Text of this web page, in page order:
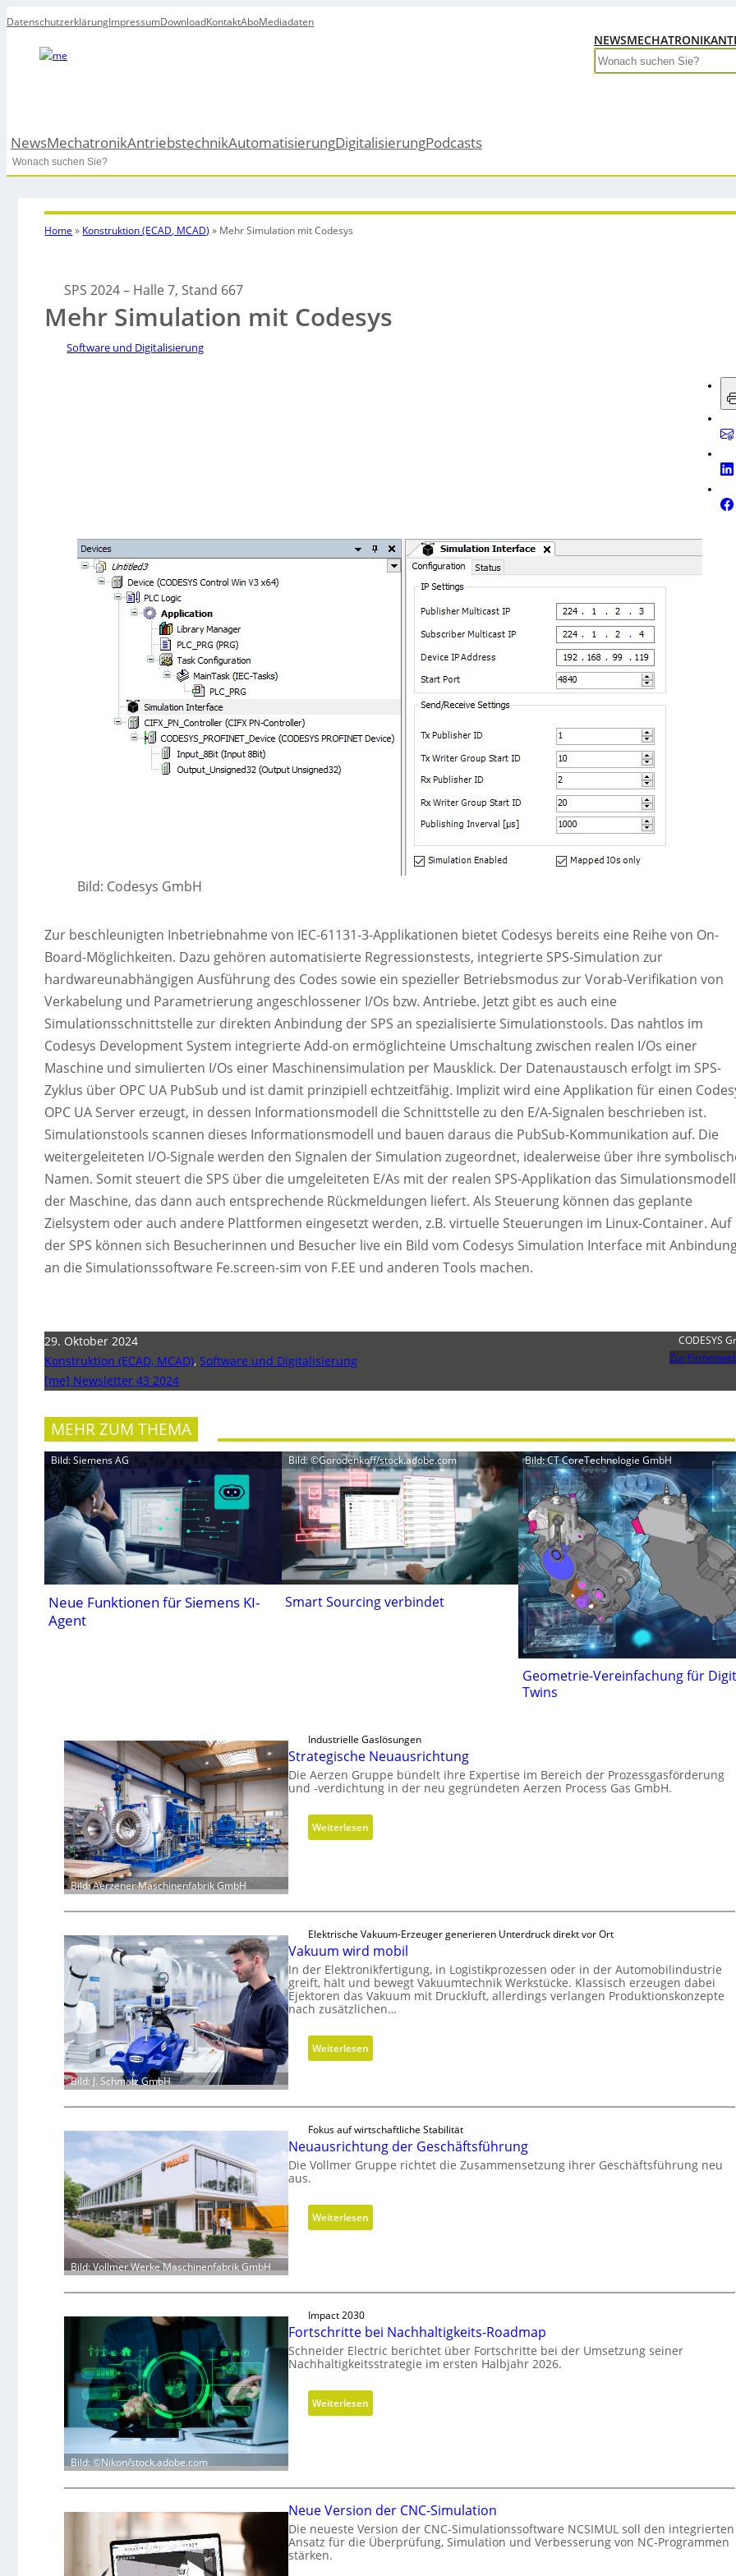
DatenschutzerklärungImpressumDownloadKontaktAboMediadaten
NEWSMECHATRONIK
Search
NewsMechatronikAntriebstechnikAutomatisierungDigitalisierungPodcasts
Search
Home » Konstruktion (ECAD, MCAD) » Mehr Simulation mit Codesys
SPS 2024 – Halle 7, Stand 667
Mehr Simulation mit Codesys
Software und Digitalisierung
Bild: Codesys GmbH
Zur beschleunigten Inbetriebnahme von IEC-61131-3-Applikationen bietet Codesys bereits eine Reihe von On-
Board-Möglichkeiten. Dazu gehören automatisierte Regressionstests, integrierte SPS-Simulation zur
hardwareunabhängigen Ausführung des Codes sowie ein spezieller Betriebsmodus zur Vorab-Verifikation von
Verkabelung und Parametrierung angeschlossener I/Os bzw. Antriebe. Jetzt gibt es auch eine
Simulationsschnittstelle zur direkten Anbindung der SPS an spezialisierte Simulationstools. Das nahtlos im
Codesys Development System integrierte Add-on ermöglichteine Umschaltung zwischen realen I/Os einer
Maschine und simulierten I/Os einer Maschinensimulation per Mausklick. Der Datenaustausch erfolgt im SPS-
Zyklus über OPC UA PubSub und ist damit prinzipiell echtzeitfähig. Implizit wird eine Applikation für einen
OPC UA Server erzeugt, in dessen Informationsmodell die Schnittstelle zu den E/A-Signalen beschrieben ist.
Simulationstools scannen dieses Informationsmodell und bauen daraus die PubSub-Kommunikation auf. Die
weitergeleiteten I/O-Signale werden den Signalen der Simulation zugeordnet, idealerweise über ihre
Namen. Somit steuert die SPS über die umgeleiteten E/As mit der realen SPS-Applikation das Simulationsmodell
der Maschine, das dann auch entsprechende Rückmeldungen liefert. Als Steuerung können das geplante
Zielsystem oder auch andere Plattformen eingesetzt werden, z.B. virtuelle Steuerungen im Linux-Container. Auf
der SPS können sich Besucherinnen und Besucher live ein Bild vom Codesys Simulation Interface mit
an die Simulationssoftware Fe.screen-sim von F.EE und anderen Tools machen.
29. Oktober 2024
Konstruktion (ECAD, MCAD),Software und Digitalisierung
[me] Newsletter 43 2024
CODESYS
Zur
MEHR ZUM THEMA
Bild: Siemens AG
Neue Funktionen für Siemens KI-
Agent
Bild: ©Gorodenkoff/stock.adobe.com
Smart Sourcing verbindet
Bild: CT CoreTechnologie GmbH
Geometrie-Vereinfachung für
Twins
Bild: Aerzener Maschinenfabrik GmbH
Industrielle Gaslösungen
Strategische Neuausrichtung
Die Aerzen Gruppe bündelt ihre Expertise im Bereich der Prozessgasförderung
und -verdichtung in der neu gegründeten Aerzen Process Gas GmbH.
Weiterlesen:
S
t
e
g
i
s
c
h
e
N
s
r
i
h
t
Bild: J. Schmalz GmbH
Elektrische Vakuum-Erzeuger generieren Unterdruck direkt vor Ort
Vakuum wird mobil
In der Elektronikfertigung, in Logistikprozessen oder in der Automobilindustrie
greift, hält und bewegt Vakuumtechnik Werkstücke. Klassisch erzeugen dabei
Ejektoren das Vakuum mit Druckluft, allerdings verlangen Produktionskonzepte
nach zusätzlichen…
Weiterlesen:
V
u
m
w
r
d
i
Bild: Vollmer Werke Maschinenfabrik GmbH
Fokus auf wirtschaftliche Stabilität
Neuausrichtung der Geschäftsführung
Die Vollmer Gruppe richtet die Zusammensetzung ihrer Geschäftsführung neu
aus.
Weiterlesen:
N
r
i
c
h
t
e
r
G
e
Bild: ©Nikon/stock.adobe.com
Impact 2030
Fortschritte bei Nachhaltigkeits-Roadmap
Schneider Electric berichtet über Fortschritte bei der Umsetzung seiner
Nachhaltigkeitsstrategie im ersten Halbjahr 2026.
Weiterlesen:
F
s
c
r
Neue Version der CNC-Simulation
Die neueste Version der CNC-Simulationssoftware NCSIMUL soll den integrierten
Ansatz für die Überprüfung, Simulation und Verbesserung von NC-Programmen
stärken.